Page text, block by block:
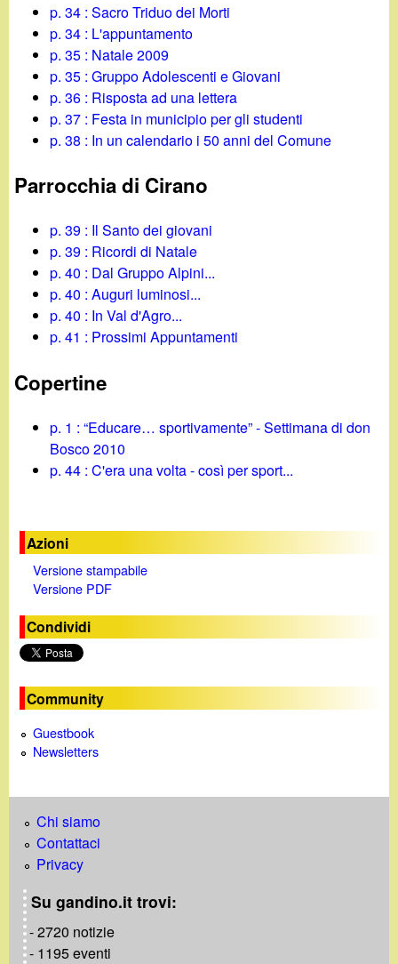
p. 34 : Sacro Triduo dei Morti
p. 34 : L'appuntamento
p. 35 : Natale 2009
p. 35 : Gruppo Adolescenti e Giovani
p. 36 : Risposta ad una lettera
p. 37 : Festa in municipio per gli studenti
p. 38 : In un calendario i 50 anni del Comune
Parrocchia di Cirano
p. 39 : Il Santo dei giovani
p. 39 : Ricordi di Natale
p. 40 : Dal Gruppo Alpini...
p. 40 : Auguri luminosi...
p. 40 : In Val d'Agro...
p. 41 : Prossimi Appuntamenti
Copertine
p. 1 : “Educare… sportivamente” - Settimana di don
Bosco 2010
p. 44 : C'era una volta - così per sport...
Azioni
Versione stampabile
Versione PDF
Condividi
Community
Guestbook
Newsletters
Chi siamo
Contattaci
Privacy
Su gandino.it trovi:
- 2720 notizie
- 1195 eventi